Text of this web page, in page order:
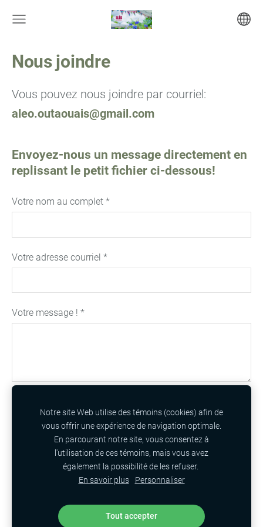
Nous joindre
Vous pouvez nous joindre par courriel:
aleo.outaouais@gmail.com
Envoyez-nous un message directement en
replissant le petit fichier ci-dessous!
Votre nom au complet *
Votre adresse courriel *
Votre message ! *
Cookies
Site Web : Danielle Soucy
Notre site Web utilise des témoins (cookies) afin de
vous offrir une expérience de navigation optimale.
En parcourant notre site, vous consentez à
l'utilisation de ces témoins, mais vous avez
également la possibilité de les refuser.
En savoir plus
Personnaliser
Tout accepter